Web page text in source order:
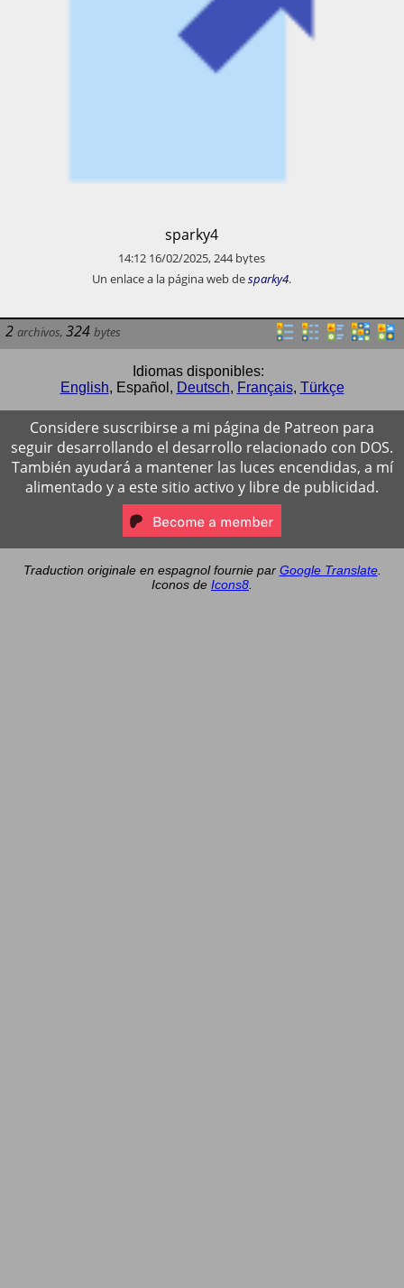
​sparky4
14:12 16/02/2025,244 bytes
​Un enlace a la página web desparky4.
2 archivos, 324 bytes
Idiomas disponibles:
English, Español , Deutsch, Français, Türkçe
Considere suscribirse a mi página de Patreon para
seguir desarrollando el desarrollo relacionado con DOS.
También ayudará a mantener las luces encendidas, a mí
alimentado y a este sitio activo y libre de publicidad.
Traduction originale en espagnol fournie par Google Translate.
Iconos de Icons8